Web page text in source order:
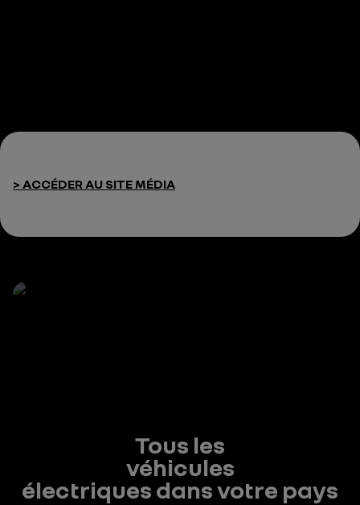
> ACCÉDER AU SITE MÉDIA
Tous les
véhicules
électriques dans votre pays